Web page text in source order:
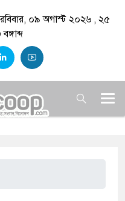
০৯ অগাস্ট ২০২৬ ,২৫
বঙ্গাব্দ